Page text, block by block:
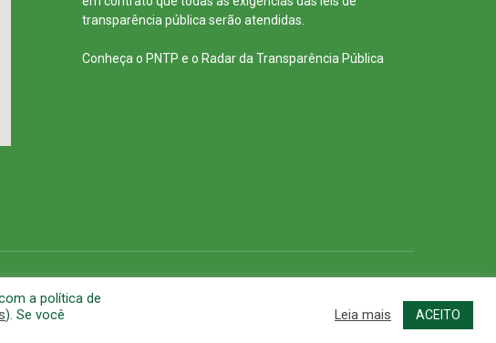
transparência pública serão atendidas.
Conheça o PNTP e o Radar da Transparência Pública
a política de
). Se você
Leia mais ACEITO